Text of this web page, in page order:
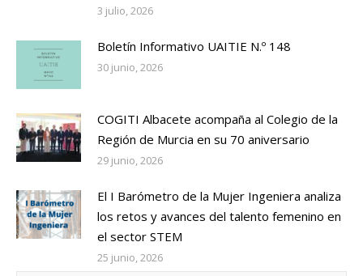
3 julio, 2026
Boletín Informativo UAITIE N.º 148
30 junio, 2026
COGITI Albacete acompaña al Colegio de la
Región de Murcia en su 70 aniversario
29 junio, 2026
El I Barómetro de la Mujer Ingeniera analiza
los retos y avances del talento femenino en
el sector STEM
25 junio, 2026